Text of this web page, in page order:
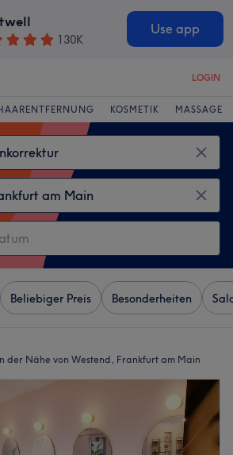
130K
Use app
LOGIN
KOSMETIK MASSAGE
Beliebiger Preis Besonderheiten
der Nähe von Westend, Frankfurt am Main